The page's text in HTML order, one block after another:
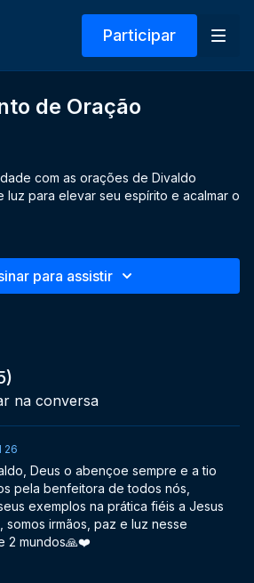
Participar
de Oração
com as orações de Divaldo
luz para elevar seu espírito e acalmar o
para assistir
)
na conversa
26
Deus o abençoe sempre e a tio
pela benfeitora de todos nós,
exemplos na prática fiéis a Jesus
somos irmãos, paz e luz nesse
2 mundos🙏❤️